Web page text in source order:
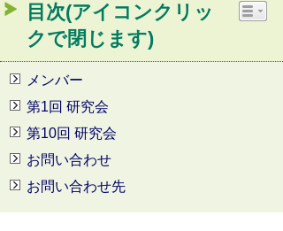
目次(アイコンクリッ
クで閉じます)
メンバー
第1回 研究会
第10回 研究会
お問い合わせ
お問い合わせ先